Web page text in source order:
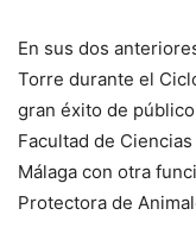
En sus dos
Torre durante el
gran éxito de
Facultad de
Málaga con otra
Protectora de